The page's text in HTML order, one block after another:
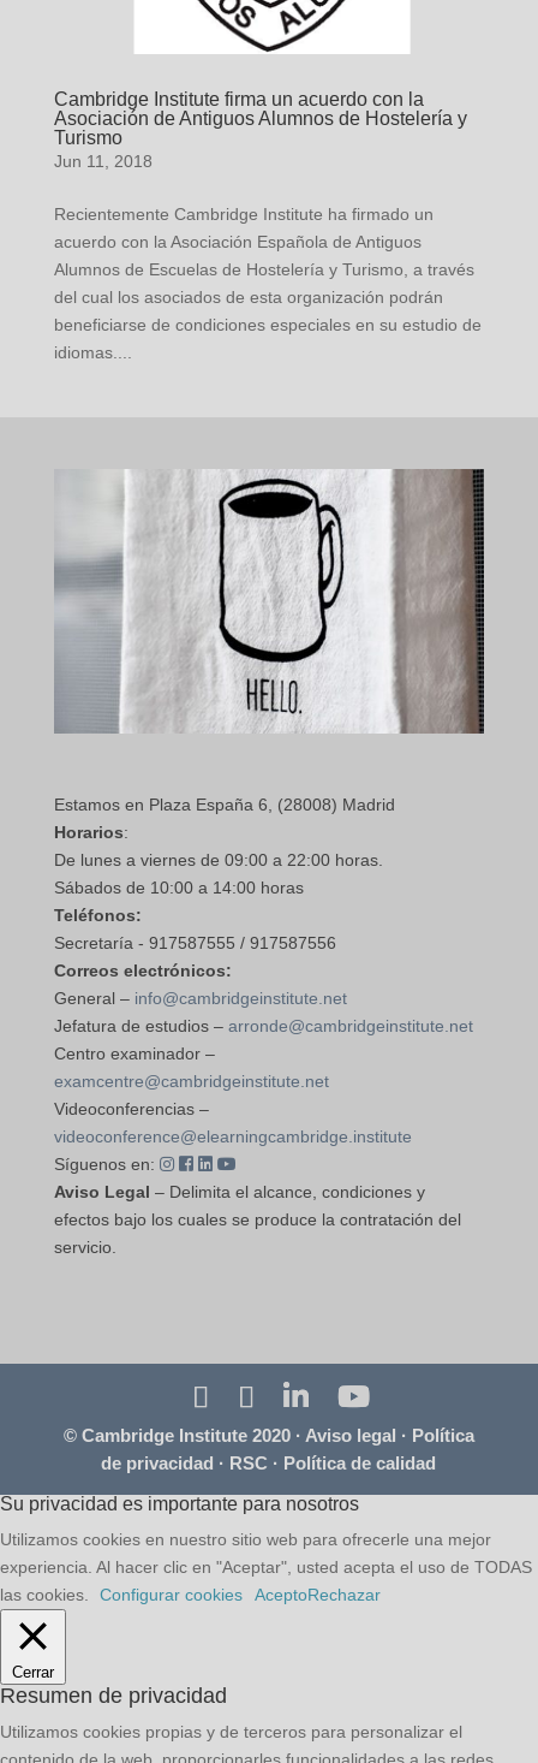
Cambridge Institute firma un acuerdo con la
Asociación de Antiguos Alumnos de Hostelería y
Turismo
Jun 11, 2018
Recientemente Cambridge Institute ha firmado un
acuerdo con la Asociación Española de Antiguos
Alumnos de Escuelas de Hostelería y Turismo, a través
del cual los asociados de esta organización podrán
beneficiarse de condiciones especiales en su estudio de
idiomas....
Estamos en Plaza España 6, (28008) Madrid
Horarios:
De lunes a viernes de 09:00 a 22:00 horas.
Sábados de 10:00 a 14:00 horas
Teléfonos:
Secretaría - 917587555 / 917587556
Correos electrónicos:
General – info@cambridgeinstitute.net
Jefatura de estudios – arronde@cambridgeinstitute.net
Centro examinador –
examcentre@cambridgeinstitute.net
Videoconferencias –
videoconference@elearningcambridge.institute
Síguenos en:
Aviso Legal – Delimita el alcance, condiciones y
efectos bajo los cuales se produce la contratación del
servicio.
© Cambridge Institute 2020 · Aviso legal · Política
de privacidad · RSC · Política de calidad
Su privacidad es importante para nosotros
Utilizamos cookies en nuestro sitio web para ofrecerle una mejor
experiencia. Al hacer clic en "Aceptar", usted acepta el uso de TODAS
las cookies.
Configurar cookies AceptoRechazar
Cerrar
Resumen de privacidad
Utilizamos cookies propias y de terceros para personalizar el
contenido de la web, proporcionarles funcionalidades a las redes